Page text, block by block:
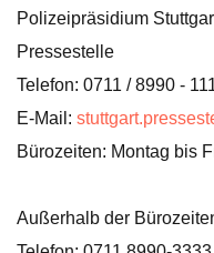
Polizeipräsidium
Pressestelle
Telefon: 0711 / 8990 -
E-Mail:
Bürozeiten: Montag bis
Außerhalb der